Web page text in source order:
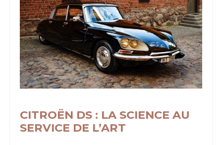
CITROËN DS : LA SCIENCE AU
SERVICE DE L’ART